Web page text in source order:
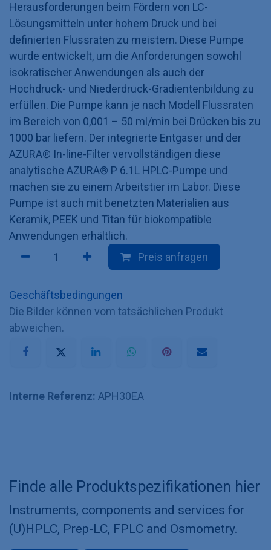
Herausforderungen beim Fördern von LC-
Lösungsmitteln unter hohem Druck und bei
definierten Flussraten zu meistern. Diese Pumpe
wurde entwickelt, um die Anforderungen sowohl
isokratischer Anwendungen als auch der
Hochdruck- und Niederdruck-Gradientenbildung zu
erfüllen. Die Pumpe kann je nach Modell Flussraten
im Bereich von 0,001 – 50 ml/min bei Drücken bis zu
1000 bar liefern. Der integrierte Entgaser und der
AZURA® In-line-Filter vervollständigen diese
analytische AZURA® P 6.1L HPLC-Pumpe und
machen sie zu einem Arbeitstier im Labor. Diese
Pumpe ist auch mit benetzten Materialien aus
Keramik, PEEK und Titan für biokompatible
Anwendungen erhältlich.
Preis anfragen
Geschäftsbedingungen
Die Bilder können vom tatsächlichen Produkt
abweichen.
Interne Referenz: APH30EA
Finde alle Produktspezifikationen hier
Instruments, components and services for
(U)HPLC, Prep-LC, FPLC and Osmometry.